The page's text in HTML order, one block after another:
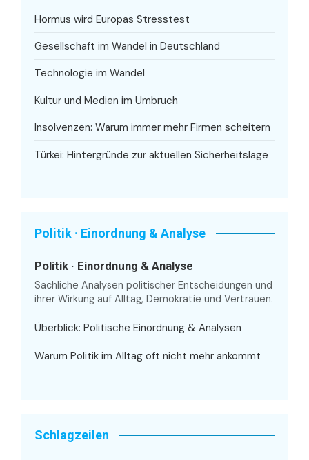
Hormus wird Europas Stresstest
Gesellschaft im Wandel in Deutschland
Technologie im Wandel
Kultur und Medien im Umbruch
Insolvenzen: Warum immer mehr Firmen scheitern
Türkei: Hintergründe zur aktuellen Sicherheitslage
Politik · Einordnung & Analyse
Politik · Einordnung & Analyse
Sachliche Analysen politischer Entscheidungen und
ihrer Wirkung auf Alltag, Demokratie und Vertrauen.
Überblick: Politische Einordnung & Analysen
Warum Politik im Alltag oft nicht mehr ankommt
Schlagzeilen